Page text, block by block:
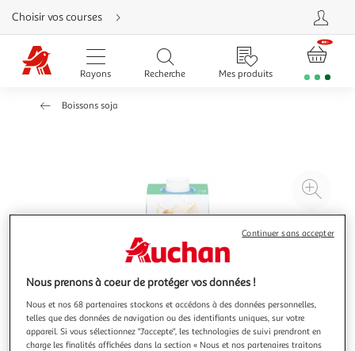
Aller
directement
au
contenu
Aller
directement
Aller
d'aide
Choisir vos courses
Rayons Recherche Mes produits
Boissons soja
à
Nous prenons à coeur de protéger vos données !
Nous et nos 68 partenaires stockons et accédons à des données personnelles,
telles que des données de navigation ou des identifiants uniques, sur votre
appareil. Si vous sélectionnez "J'accepte", les technologies de suivi prendront en
charge les finalités affichées dans la section « Nous et nos partenaires traitons
Continuer sans accepter